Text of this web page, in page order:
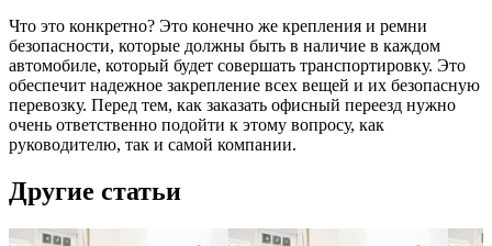
Что это конкретно? Это конечно же крепления и ремни
безопасности, которые должны быть в наличие в каждом
автомобиле, который будет совершать транспортировку. Это
обеспечит надежное закрепление всех вещей и их безопасную
перевозку. Перед тем, как заказать офисный переезд нужно
очень ответственно подойти к этому вопросу, как
руководителю, так и самой компании.
Другие статьи